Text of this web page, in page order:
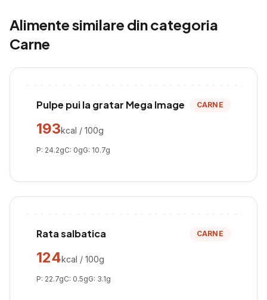
Alimente similare din categoria
Carne
Pulpe pui la gratar Mega Image CARNE
193kcal / 100g
P: 24.2gC: 0gG: 10.7g
Rata salbatica CARNE
124kcal / 100g
P: 22.7gC: 0.5gG: 3.1g